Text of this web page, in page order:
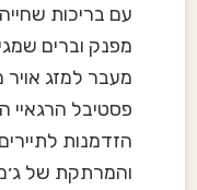
עם בריכות
מפנק וברים
מעבר למזג
פסטיבל הרגאיי
הזדמנות